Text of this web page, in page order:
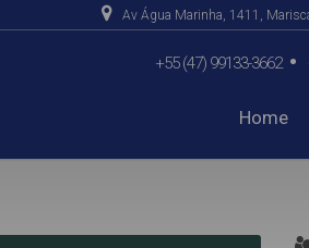
Av Água Marinha, 1411 ,
+55 (47) 99133-3662
Home